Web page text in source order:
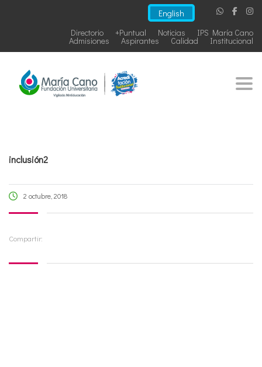
English
IPS María Cano
Noticias
+Puntual
Directorio
Institucional
Calidad
Aspirantes
Admisiones
inclusión2
2 octubre, 2018
Compartir: